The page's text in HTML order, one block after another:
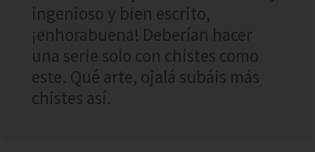
ingenioso y bien escrito,
¡enhorabuena! Deberían hacer
una serie solo con chistes como
este. Qué arte, ojalá subáis más
chistes así.